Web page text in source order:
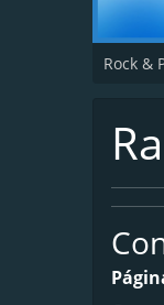
Rock &